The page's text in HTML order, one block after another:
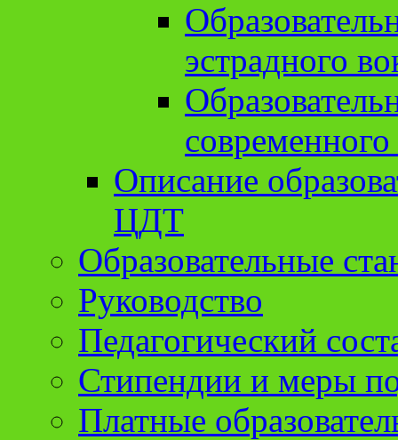
эстрадного
Описание
ЦДТ
Образовательные
Руководство
Педагогический
Стипендии и меры
Платные